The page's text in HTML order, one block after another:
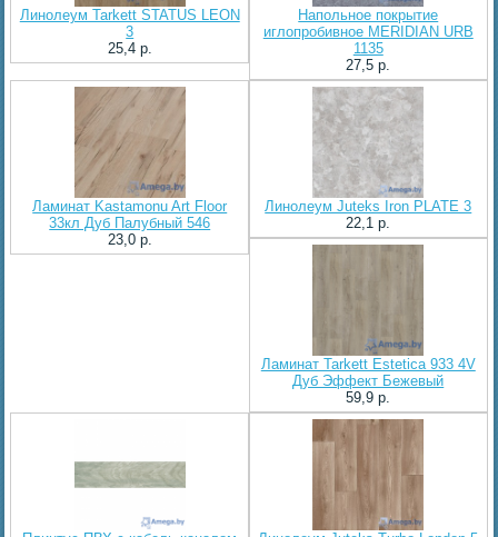
Линолеум Tarkett STATUS LEON
3
25,4 p.
Напольное покрытие
иглопробивное MERIDIAN URB
1135
27,5 p.
Ламинат Kastamonu Art Floor
33кл Дуб Палубный 546
23,0 p.
Линолеум Juteks Iron PLATE 3
22,1 p.
Ламинат Tarkett Estetica 933 4V
Дуб Эффект Бежевый
59,9 p.